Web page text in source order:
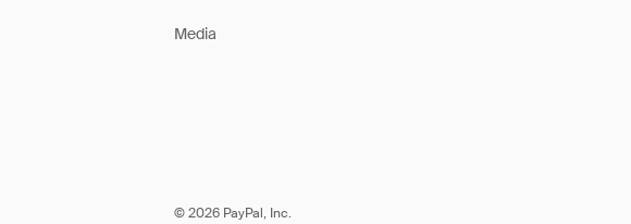
Media
© 2026 PayPal, Inc.